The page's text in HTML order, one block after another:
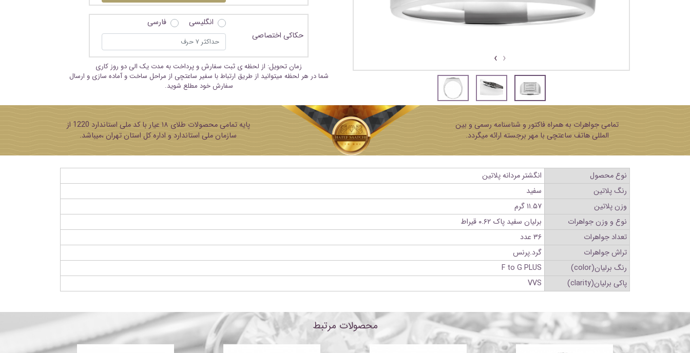
‹
›
حکاکی اختصاصی
انگلیسی فارسی
زمان تحویل: از لحظه ی ثبت سفارش و پرداخت به مدت یک الی دو روز کاری
شما در هر لحظه میتوانید از طریق ارتباط با سفیر ساعتچی از مراحل ساخت و آماده سازی و ارسال
سفارش خود مطلع شوید.
تمامی جواهرات به همراه فاکتور و شناسنامه رسمی و بین
المللی هاتف ساعتچی با مهر برجسته ارائه میگردد.
پایه تمامی محصولات طلای ۱۸ عیار با کد ملی استاندارد 1220 از
سازمان ملی استاندارد و اداره کل استان تهران ،میباشد.
نوع محصول
انگشتر مردانه پلاتین
رنگ پلاتین
سفید
وزن پلاتین
۱۱.۵۷ گرم
نوع و وزن جواهرات
برلیان سفید پاک ۰.۶۲ قیراط
تعداد جواهرات
۳۶ عدد
تراش جواهرات
گرد.پرنس
رنگ برلیان(color)
F to G PLUS
پاکی برلیان(clarity)
VVS
محصولات مرتبط